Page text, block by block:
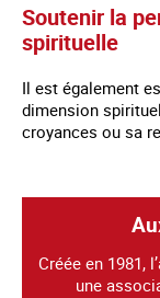
Soutenir la
spirituelle
Il est également
dimension
croyances ou sa
Créée en 1981,
une